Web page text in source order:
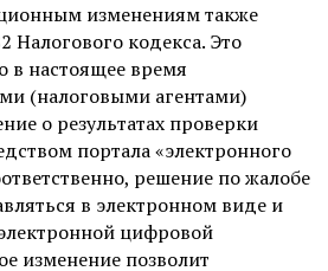
изменениям также
Налогового кодекса. Это
в настоящее время
(налоговыми агентами)
о результатах проверки
портала «электронного
решение по жалобе
в электронном виде и
цифровой
изменение позволит